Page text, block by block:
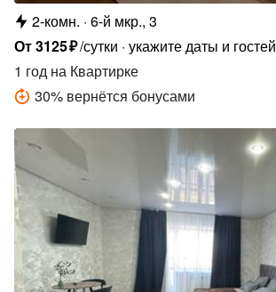
2-комн. 6-й мкр., 3
От3125₽/сутки укажите даты и гостей
1 год на Квартирке
30% вернётся бонусами